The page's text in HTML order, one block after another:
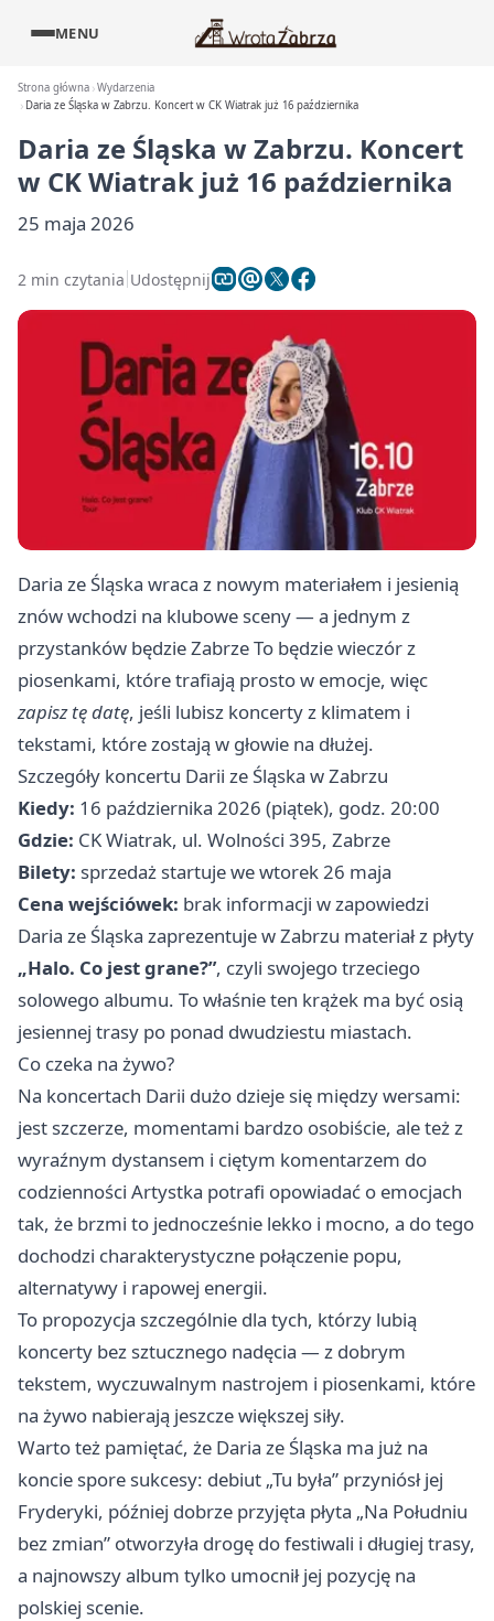
MENU
Strona główna Wydarzenia
Daria ze Śląska w Zabrzu. Koncert w CK Wiatrak już 16 października
Daria ze Śląska w Zabrzu. Koncert
w CK Wiatrak już 16 października
25 maja 2026
2 min czytania Udostępnij
Daria ze Śląska wraca z nowym materiałem i jesienią
znów wchodzi na klubowe sceny — a jednym z
przystanków będzie Zabrze To będzie wieczór z
piosenkami, które trafiają prosto w emocje, więc
zapisz tę datę, jeśli lubisz koncerty z klimatem i
tekstami, które zostają w głowie na dłużej.
Szczegóły koncertu Darii ze Śląska w Zabrzu
Kiedy: 16 października 2026 (piątek), godz. 20:00
Gdzie: CK Wiatrak, ul. Wolności 395, Zabrze
Bilety: sprzedaż startuje we wtorek 26 maja
Cena wejściówek: brak informacji w zapowiedzi
Daria ze Śląska zaprezentuje w Zabrzu materiał z płyty
„Halo. Co jest grane?”, czyli swojego trzeciego
solowego albumu. To właśnie ten krążek ma być osią
jesiennej trasy po ponad dwudziestu miastach.
Co czeka na żywo?
Na koncertach Darii dużo dzieje się między wersami:
jest szczerze, momentami bardzo osobiście, ale też z
wyraźnym dystansem i ciętym komentarzem do
codzienności Artystka potrafi opowiadać o emocjach
tak, że brzmi to jednocześnie lekko i mocno, a do tego
dochodzi charakterystyczne połączenie popu,
alternatywy i rapowej energii.
To propozycja szczególnie dla tych, którzy lubią
koncerty bez sztucznego nadęcia — z dobrym
tekstem, wyczuwalnym nastrojem i piosenkami, które
na żywo nabierają jeszcze większej siły.
Warto też pamiętać, że Daria ze Śląska ma już na
koncie spore sukcesy: debiut „Tu była” przyniósł jej
Fryderyki, później dobrze przyjęta płyta „Na Południu
bez zmian” otworzyła drogę do festiwali i długiej trasy,
a najnowszy album tylko umocnił jej pozycję na
polskiej scenie.